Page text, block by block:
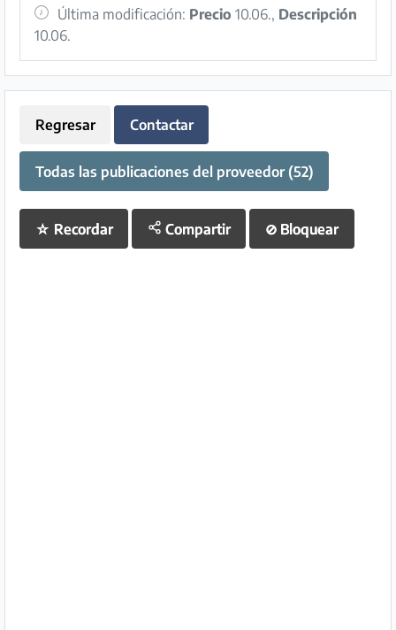
Última modificación: Precio 10.06., Descripción
10.06.
Regresar Contactar
Todas las publicaciones del proveedor (52)
☆ Recordar Compartir ⊘ Bloquear